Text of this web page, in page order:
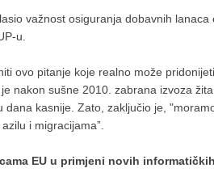
važnost osiguranja dobavnih
u.
ovo pitanje koje realno može
nakon sušne 2010. zabrana izvoza
dana kasnije. Zato, zaključio je,
i migracijama”.
EU u primjeni novih